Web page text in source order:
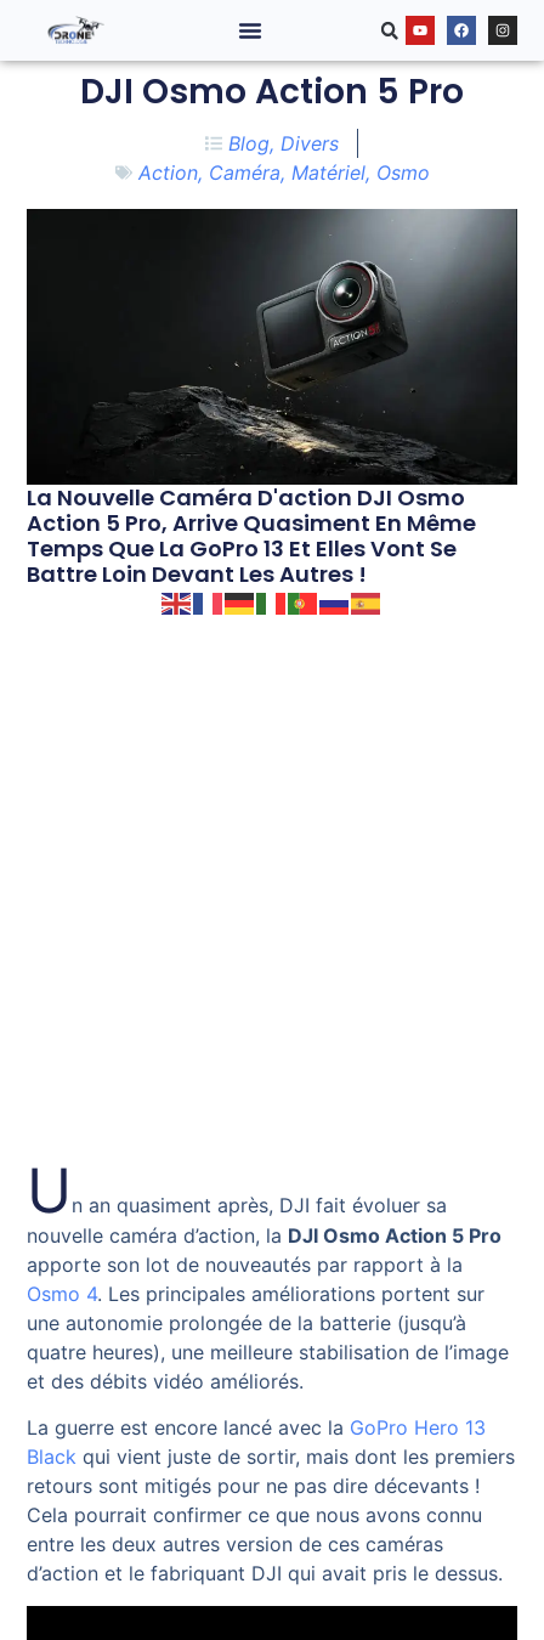
DJI Osmo Action 5 Pro
Blog, Divers
Action, Caméra, Matériel, Osmo
La Nouvelle Caméra D'action DJI Osmo
Action 5 Pro, Arrive Quasiment En Même
Temps Que La GoPro 13 Et Elles Vont Se
Battre Loin Devant Les Autres !
U n an quasiment après, DJI fait évoluer sa
nouvelle caméra d’action, la DJI Osmo Action 5 Pro
apporte son lot de nouveautés par rapport à la
Osmo 4. Les principales améliorations portent sur
une autonomie prolongée de la batterie (jusqu’à
quatre heures), une meilleure stabilisation de l’image
et des débits vidéo améliorés.
La guerre est encore lancé avec la GoPro Hero 13
Black qui vient juste de sortir, mais dont les premiers
retours sont mitigés pour ne pas dire décevants !
Cela pourrait confirmer ce que nous avons connu
entre les deux autres version de ces caméras
d’action et le fabriquant DJI qui avait pris le dessus.